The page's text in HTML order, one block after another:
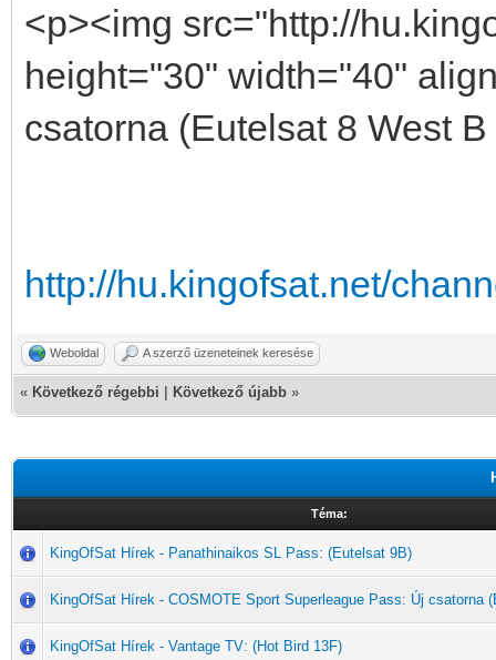
<p><img src="http://
height="30" width="40"
csatorna (Eutelsat 8 West
http://hu.kingofsat.net/
Weboldal A szerző üzeneteinek keresése
« Következő régebbi Következő újabb »
Téma:
KingOfSat Hírek - Panathinaikos SL Pass: (Eutelsat 9B)
KingOfSat Hírek - COSMOTE Sport Superleague Pass: Új csatorna
KingOfSat Hírek - Vantage TV: (Hot Bird 13F)